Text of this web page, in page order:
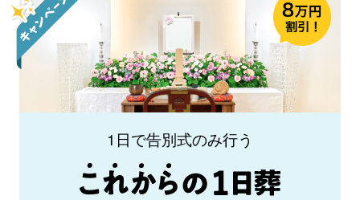
1日で告別式のみ行う